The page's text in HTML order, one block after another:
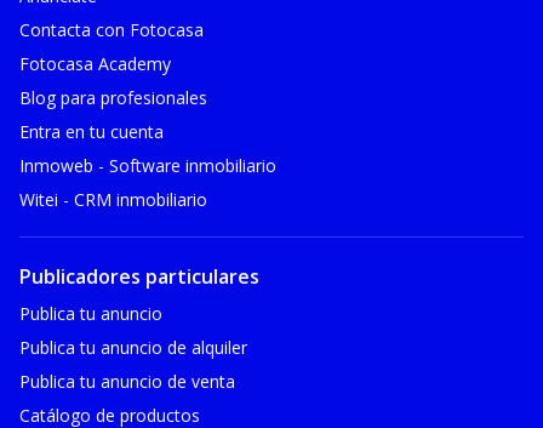
Contacta con Fotocasa
Fotocasa Academy
Blog para profesionales
Entra en tu cuenta
Inmoweb - Software inmobiliario
Witei - CRM inmobiliario
Publicadores particulares
Publica tu anuncio
Publica tu anuncio de alquiler
Publica tu anuncio de venta
Catálogo de productos